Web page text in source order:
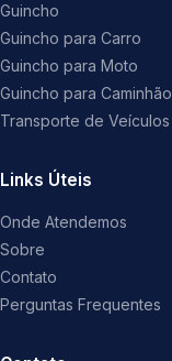
Guincho
Guincho para Carro
Guincho para Moto
Guincho para Caminhão
Transporte de Veículos
Links Úteis
Onde Atendemos
Sobre
Contato
Perguntas Frequentes